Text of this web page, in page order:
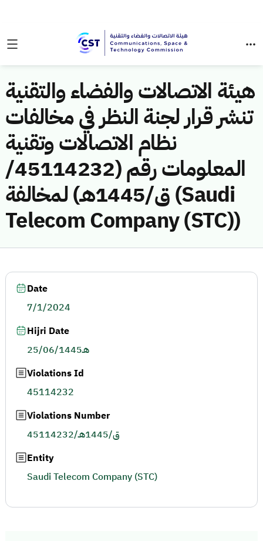
هيئة الاتصالات والفضاء والتقنية
تنشر قرار لجنة النظر في مخالفات
نظام الاتصالات وتقنية
المعلومات رقم (45114232/
ق/1445هـ) لمخالفة (Saudi
Telecom Company (STC))
Date
7/1/2024
Hijri Date
25/06/1445هـ
Violations Id
45114232
Violations Number
45114232/ق/1445هـ
Entity
Saudi Telecom Company (STC)